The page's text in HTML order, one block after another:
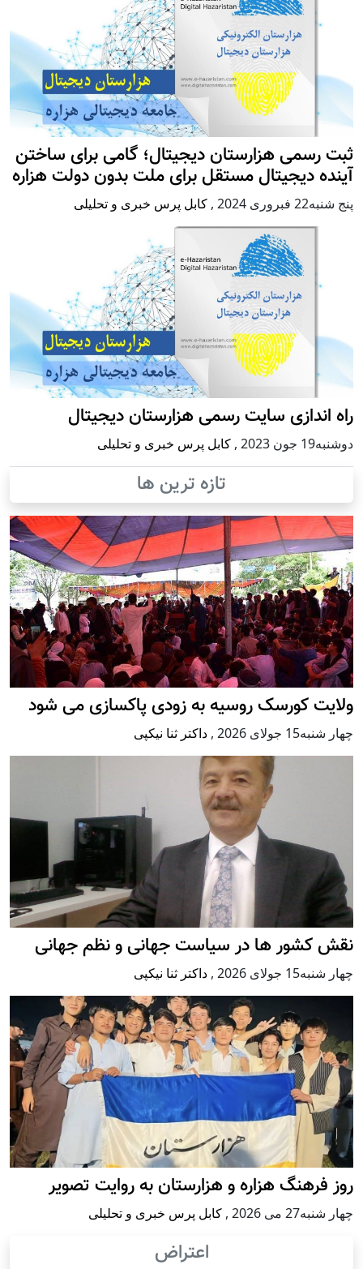
ثبت رسمی هزارستان دیجیتال؛ گامی برای ساختن
آینده دیجیتال مستقل برای ملت بدون دولت هزاره
پنج شنبه22 فبروری 2024 , کابل پرس خبری و تحلیلی
راه اندازی سایت رسمی هزارستان دیجیتال
دوشنبه19 جون 2023 , کابل پرس خبری و تحلیلی
تازه ترین ها
ولایت کورسک روسیه به زودی پاکسازی می شود
چهار شنبه15 جولای 2026 , داکتر ثنا نیکپی
نقش کشور ها در سیاست جهانی و نظم جهانی
چهار شنبه15 جولای 2026 , داکتر ثنا نیکپی
روز فرهنگ هزاره و هزارستان به روایت تصویر
چهار شنبه27 می 2026 , کابل پرس خبری و تحلیلی
اعتراض